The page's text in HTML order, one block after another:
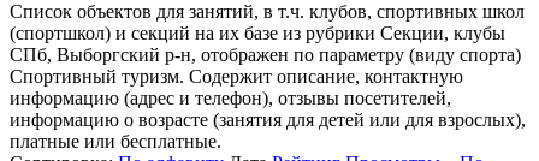
Список объектов для занятий, в т.ч. клубов, спортивных школ
(спортшкол) и секций на их базе из рубрики Секции, клубы
СПб, Выборгский р-н, отображен по параметру (виду спорта)
Спортивный туризм. Содержит описание, контактную
информацию (адрес и телефон), отзывы посетителей,
информацию о возрасте (занятия для детей или для взрослых),
платные или бесплатные.